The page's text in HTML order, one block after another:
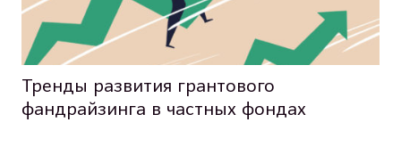
Тренды развития грантового
фандрайзинга в частных фондах